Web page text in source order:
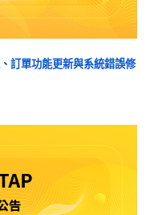
訂單功能更新與系統錯誤修